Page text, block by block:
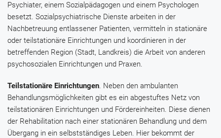
Psychiater, einem Sozialpädagogen und einem Psychologen
besetzt. Sozialpsychiatrische Dienste arbeiten in der
Nachbetreuung entlassener Patienten, vermitteln in stationäre
oder teilstationäre Einrichtungen und koordinieren in der
betreffenden Region (Stadt, Landkreis) die Arbeit von anderen
psychosozialen Einrichtungen und Praxen.
Teilstationäre Einrichtungen. Neben den ambulanten
Behandlungsmöglichkeiten gibt es ein abgestuftes Netz von
teilstationären Einrichtungen und Fördereinheiten. Diese dienen
der Rehabilitation nach einer stationären Behandlung und dem
Übergang in ein selbstständiges Leben. Hier bekommt der